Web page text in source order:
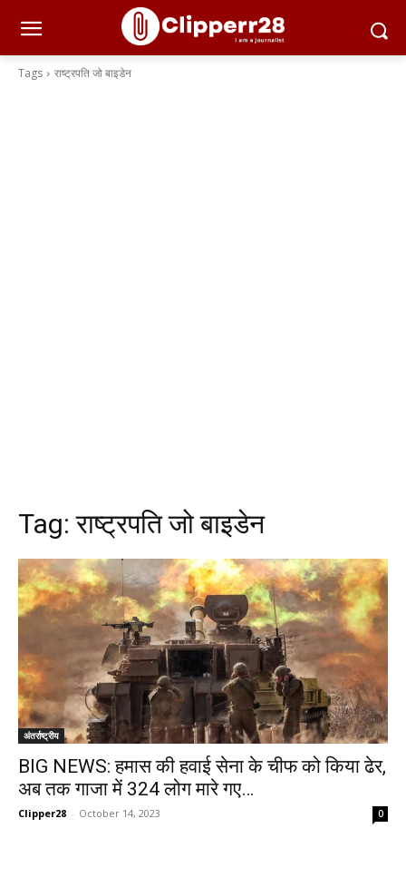
Tags राष्ट्रपति जो बाइडेन
Tag:राष्ट्रपति जो बाइडेन
अंतर्राष्ट्रीय
BIG NEWS: हमास की हवाई सेना के चीफ को किया ढेर,
अब तक गाजा में 324 लोग मारे गए…
Clipper28 - October 14, 2023 0